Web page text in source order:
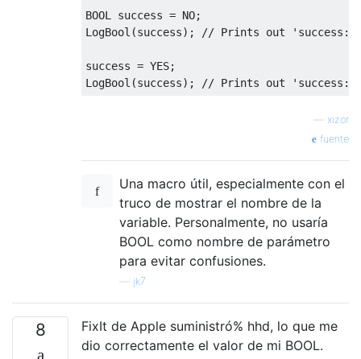
BOOL success = NO;
LogBool (success); // Prints out 'success:
success = YES;
LogBool (success); // Prints out 'success:
xizor
fuente
Una macro útil, especialmente con el
truco de mostrar el nombre de la
variable. Personalmente, no usaría
BOOL como nombre de parámetro
para evitar confusiones.
jk7
8
FixIt de Apple suministró% hhd, lo que me
dio correctamente el valor de mi BOOL.